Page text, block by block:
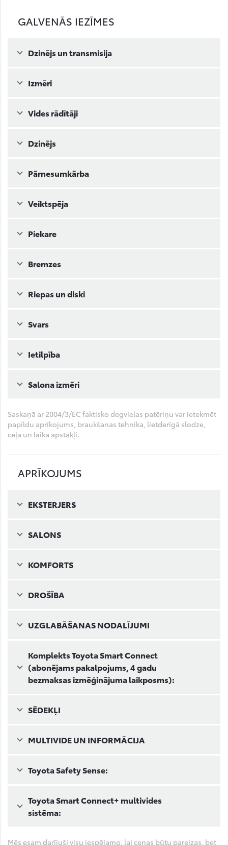
GALVENĀS IEZĪMES
Dzinējs un transmisija
Izmēri
Vides rādītāji
Dzinējs
Pārnesumkārba
Veiktspēja
Piekare
Bremzes
Riepas un diski
Svars
Ietilpība
Salona izmēri
Saskaņā ar 2004/3/EC faktisko degvielas patēriņu var ietekmēt
papildu aprīkojums, braukšanas tehnika, lietderīgā slodze,
ceļa un laika apstākļi.
APRĪKOJUMS
EKSTERJERS
SALONS
KOMFORTS
DROŠĪBA
UZGLABĀŠANAS NODALĪJUMI
Komplekts Toyota Smart Connect
(abonējams pakalpojums, 4 gadu
bezmaksas izmēģinājuma laikposms):
SĒDEKĻI
MULTIVIDE UN INFORMĀCIJA
Toyota Safety Sense:
Toyota Smart Connect+ multivides
sistēma:
Mēs esam darījuši visu iespējamo, lai cenas būtu pareizas, bet